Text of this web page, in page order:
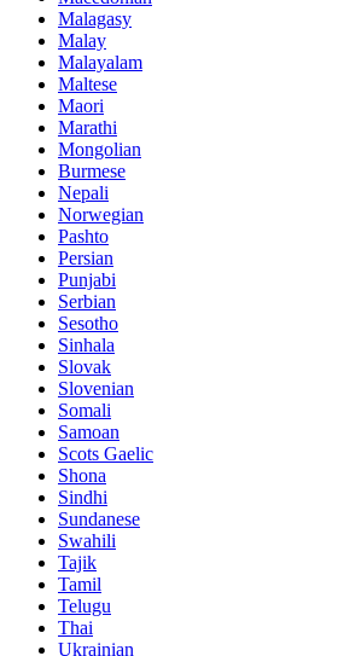
Malagasy
Malay
Malayalam
Maltese
Maori
Marathi
Mongolian
Burmese
Nepali
Norwegian
Pashto
Persian
Punjabi
Serbian
Sesotho
Sinhala
Slovak
Slovenian
Somali
Samoan
Scots Gaelic
Shona
Sindhi
Sundanese
Swahili
Tajik
Tamil
Telugu
Thai
Ukrainian